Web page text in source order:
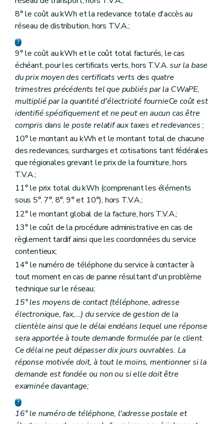
8° le coût au kWh et la redevance totale d'accès au
réseau de distribution, hors T.V.A.;
9° le coût au kWh et le coût total facturés, le cas
échéant, pour les certificats verts, hors T.V.A.sur la base
du prix moyen des certificats verts des quatre
trimestres précédents tel que publiés par la CWaPE,
multiplié par la quantité d'électricité fournieCe coût est
identifié spécifiquement et ne peut en aucun cas être
compris dans le poste relatif aux taxes et redevances;
10° le montant au kWh et le montant total de chacune
des redevances, surcharges et cotisations tant fédérales
que régionales grevant le prix de la fourniture, hors
T.V.A.;
11° le prix total du kWh (comprenant les éléments
sous 5°, 7°, 8°, 9° et 10°), hors T.V.A.;
12° le montant global de la facture, hors T.V.A.;
13° le coût de la procédure administrative en cas de
règlement tardif ainsi que les coordonnées du service
contentieux;
14° le numéro de téléphone du service à contacter à
tout moment en cas de panne résultant d'un problème
technique sur le réseau;
15° les moyens de contact (téléphone, adresse
électronique, fax,...) du service de gestion de la
clientèle ainsi que le délai endéans lequel une réponse
sera apportée à toute demande formulée par le client.
Ce délai ne peut dépasser dix jours ouvrables. La
réponse motivée doit, à tout le moins, mentionner si la
demande est fondée ou non ou si elle doit être
examinée davantage;
16° le numéro de téléphone, l'adresse postale et